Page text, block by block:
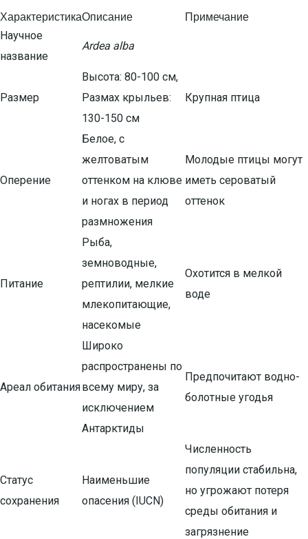
ХарактеристикаОписание Примечание
Научное
название
Ardea alba
Размер
Высота: 80-100 см,
Размах крыльев:
130-150 см
Крупная птица
Оперение
Белое, с
желтоватым
оттенком на клюве
и ногах в период
размножения
Молодые птицы могут
иметь сероватый
оттенок
Питание
Рыба,
земноводные,
рептилии, мелкие
млекопитающие,
насекомые
Охотится в мелкой
воде
Ареал обитания
Широко
распространены по
всему миру, за
исключением
Антарктиды
Предпочитают водно-
болотные угодья
Статус
сохранения
Наименьшие
опасения (IUCN)
Численность
популяции стабильна,
но угрожают потеря
среды обитания и
загрязнение